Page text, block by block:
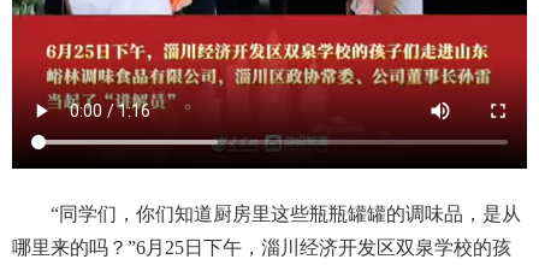
“同学们，你们知道厨房里这些瓶瓶罐罐的调味品，是从
哪里来的吗？”6月25日下午，淄川经济开发区双泉学校的孩